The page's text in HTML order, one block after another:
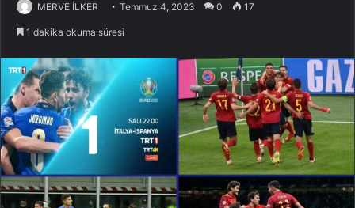
MERVE İLKER Temmuz 4, 2023 0 17
1 dakika okuma süresi